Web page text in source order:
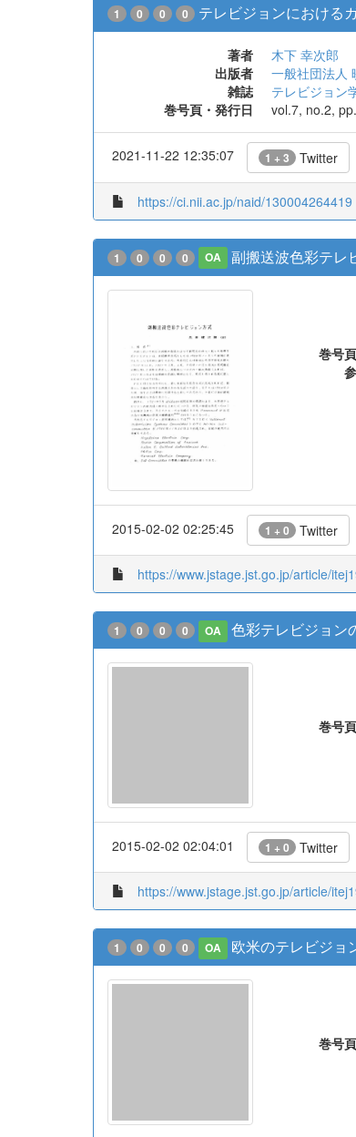
1 0 0 0 テレビジョンにおける
著者
木下 幸次郎
出版者
一般社団法人
雑誌
テレビジョン
巻号頁・発行日
vol.7, no.2,
2021-11-22 12:35:07 1 + 3 Twitter
https://ci.nii.ac.jp/naid/130004264419
1 0 0 0 OA 副搬送波色彩テレ
巻号
2015-02-02 02:25:45 1 + 0 Twitter
https://www.jstage.jst.go.jp/article/
1 0 0 0 OA 色彩テレビジョン
巻号
2015-02-02 02:04:01 1 + 0
https://www.jstage.jst.go.jp/article/
欧米のテレビジ